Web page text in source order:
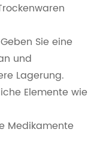
Sie eine
und
Lagerung.
Elemente wie
Medikamente